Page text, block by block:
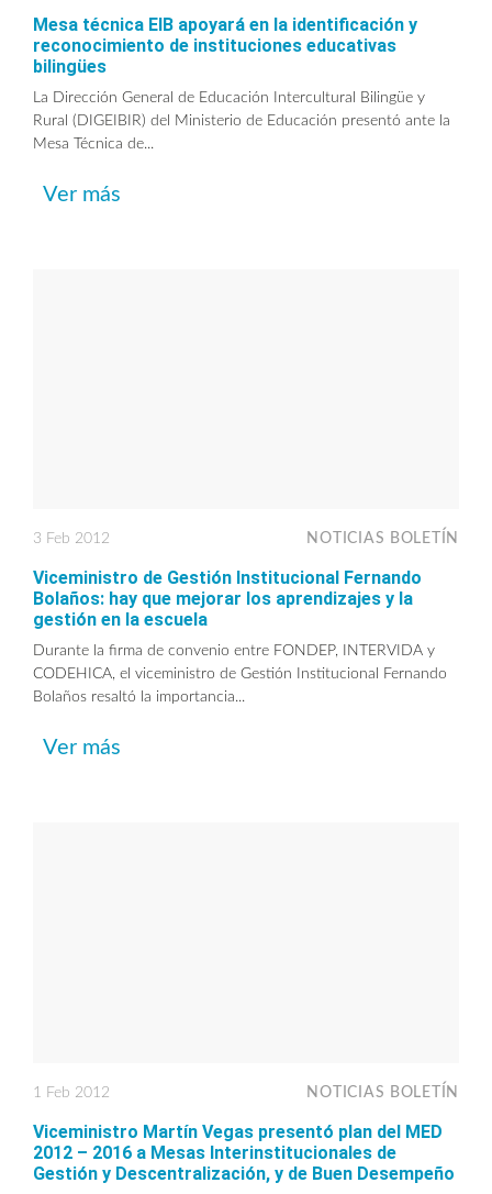
Mesa técnica EIB apoyará en la identificación y
reconocimiento de instituciones educativas
bilingües
La Dirección General de Educación Intercultural Bilingüe y
Rural (DIGEIBIR) del Ministerio de Educación presentó ante la
Mesa Técnica de...
Ver más
3 Feb 2012 NOTICIAS BOLETÍN
Viceministro de Gestión Institucional Fernando
Bolaños: hay que mejorar los aprendizajes y la
gestión en la escuela
Durante la firma de convenio entre FONDEP, INTERVIDA y
CODEHICA, el viceministro de Gestión Institucional Fernando
Bolaños resaltó la importancia...
Ver más
1 Feb 2012 NOTICIAS BOLETÍN
Viceministro Martín Vegas presentó plan del MED
2012 – 2016 a Mesas Interinstitucionales de
Gestión y Descentralización, y de Buen Desempeño